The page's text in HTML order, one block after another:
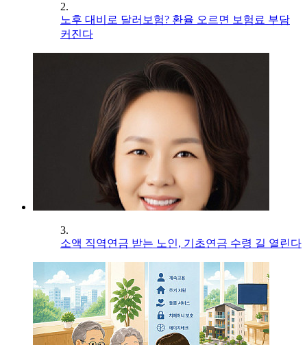
2.
노후 대비로 달러보험? 환율 오르면 보험료 부담
커진다
3.
소액 직역연금 받는 노인, 기초연금 수령 길 열린다